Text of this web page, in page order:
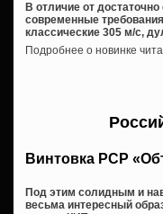
В отличие от
современные
классические 305 м/с,
Подробнее о новинке
Винтовка РСР
Под этим солидным и
весьма интересный